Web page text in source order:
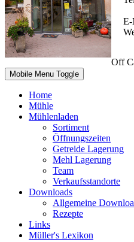
E-
Off
Mobile Menu Toggle
Home
Mühle
Mühlenladen
Sortiment
Öffnungszeiten
Getreide Lagerung
Mehl Lagerung
Team
Verkaufsstandorte
Downloads
Allgemeine
Rezepte
Links
Müller's Lexikon